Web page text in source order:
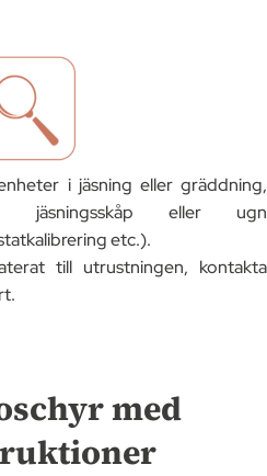
i jäsning eller gräddning,
jäsningsskåp eller ugn
etc.).
till utrustningen, kontakta
med